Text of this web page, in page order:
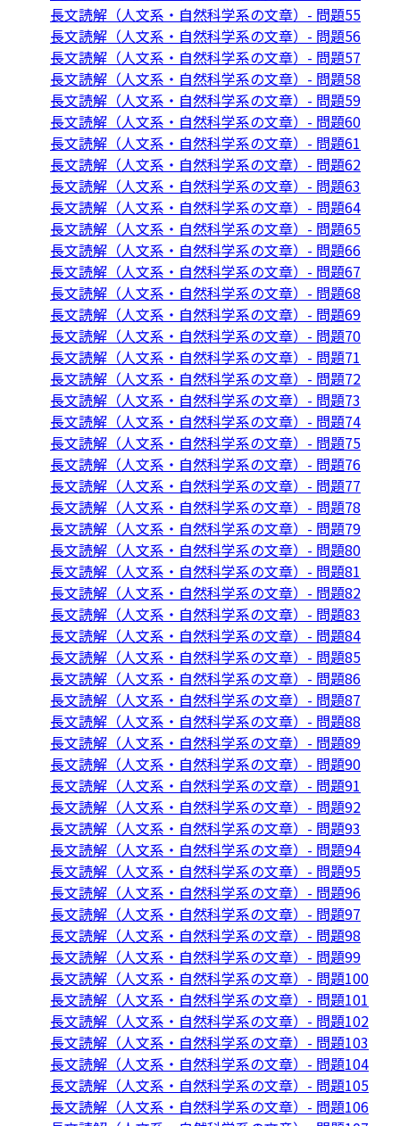
長文読解（人文系・自然科学系の文章）- 問題55
長文読解（人文系・自然科学系の文章）- 問題56
長文読解（人文系・自然科学系の文章）- 問題57
長文読解（人文系・自然科学系の文章）- 問題58
長文読解（人文系・自然科学系の文章）- 問題59
長文読解（人文系・自然科学系の文章）- 問題60
長文読解（人文系・自然科学系の文章）- 問題61
長文読解（人文系・自然科学系の文章）- 問題62
長文読解（人文系・自然科学系の文章）- 問題63
長文読解（人文系・自然科学系の文章）- 問題64
長文読解（人文系・自然科学系の文章）- 問題65
長文読解（人文系・自然科学系の文章）- 問題66
長文読解（人文系・自然科学系の文章）- 問題67
長文読解（人文系・自然科学系の文章）- 問題68
長文読解（人文系・自然科学系の文章）- 問題69
長文読解（人文系・自然科学系の文章）- 問題70
長文読解（人文系・自然科学系の文章）- 問題71
長文読解（人文系・自然科学系の文章）- 問題72
長文読解（人文系・自然科学系の文章）- 問題73
長文読解（人文系・自然科学系の文章）- 問題74
長文読解（人文系・自然科学系の文章）- 問題75
長文読解（人文系・自然科学系の文章）- 問題76
長文読解（人文系・自然科学系の文章）- 問題77
長文読解（人文系・自然科学系の文章）- 問題78
長文読解（人文系・自然科学系の文章）- 問題79
長文読解（人文系・自然科学系の文章）- 問題80
長文読解（人文系・自然科学系の文章）- 問題81
長文読解（人文系・自然科学系の文章）- 問題82
長文読解（人文系・自然科学系の文章）- 問題83
長文読解（人文系・自然科学系の文章）- 問題84
長文読解（人文系・自然科学系の文章）- 問題85
長文読解（人文系・自然科学系の文章）- 問題86
長文読解（人文系・自然科学系の文章）- 問題87
長文読解（人文系・自然科学系の文章）- 問題88
長文読解（人文系・自然科学系の文章）- 問題89
長文読解（人文系・自然科学系の文章）- 問題90
長文読解（人文系・自然科学系の文章）- 問題91
長文読解（人文系・自然科学系の文章）- 問題92
長文読解（人文系・自然科学系の文章）- 問題93
長文読解（人文系・自然科学系の文章）- 問題94
長文読解（人文系・自然科学系の文章）- 問題95
長文読解（人文系・自然科学系の文章）- 問題96
長文読解（人文系・自然科学系の文章）- 問題97
長文読解（人文系・自然科学系の文章）- 問題98
長文読解（人文系・自然科学系の文章）- 問題99
長文読解（人文系・自然科学系の文章）- 問題100
長文読解（人文系・自然科学系の文章）- 問題101
長文読解（人文系・自然科学系の文章）- 問題102
長文読解（人文系・自然科学系の文章）- 問題103
長文読解（人文系・自然科学系の文章）- 問題104
長文読解（人文系・自然科学系の文章）- 問題105
長文読解（人文系・自然科学系の文章）- 問題106